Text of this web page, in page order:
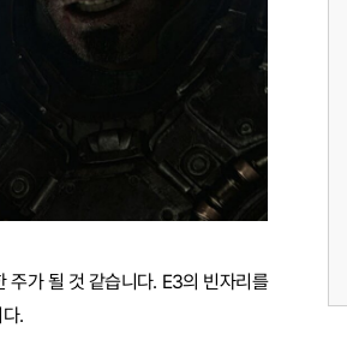
주가 될 것 같습니다. E3의 빈자리를
.